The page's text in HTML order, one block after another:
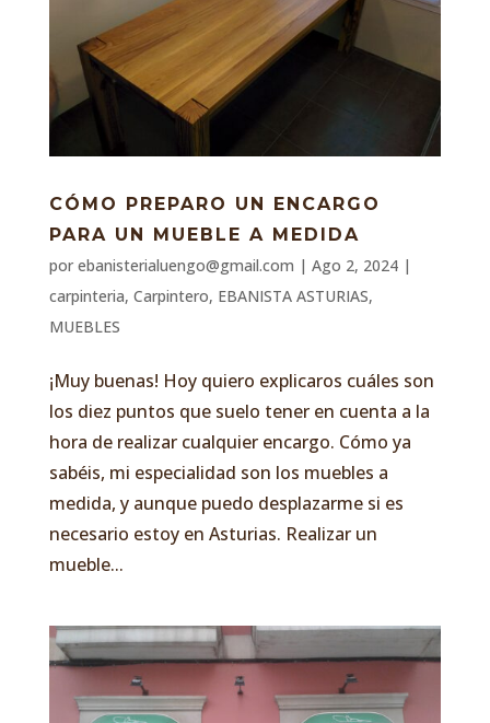
CÓMO PREPARO UN ENCARGO
PARA UN MUEBLE A MEDIDA
por ebanisterialuengo@gmail.com | Ago 2, 2024|
carpinteria, Carpintero, EBANISTA ASTURIAS,
MUEBLES
¡Muy buenas! Hoy quiero explicaros cuáles son
los diez puntos que suelo tener en cuenta a la
hora de realizar cualquier encargo. Cómo ya
sabéis, mi especialidad son los muebles a
medida, y aunque puedo desplazarme si es
necesario estoy en Asturias. Realizar un
mueble...